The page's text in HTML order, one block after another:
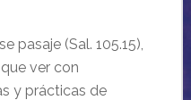
pasaje (Sal. 105.15),
ver con
y prácticas de